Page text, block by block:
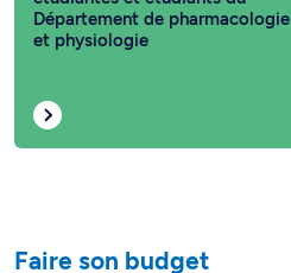
Département de pharmacologie
et physiologie
Faire son budget